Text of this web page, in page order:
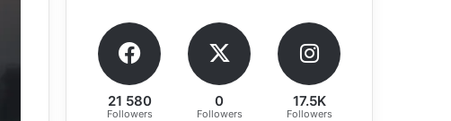
21 580
Followers
0
Followers
17.5K
Followers